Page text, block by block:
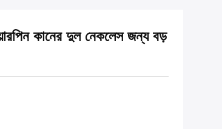
কানের দুল নেকলেস জন্য বড়